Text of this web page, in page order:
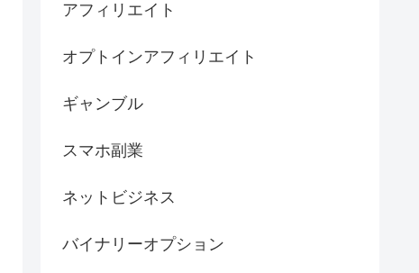
アフィリエイト
オプトインアフィリエイト
ギャンブル
スマホ副業
ネットビジネス
バイナリーオプション